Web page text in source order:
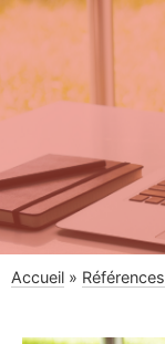
Accueil » Références